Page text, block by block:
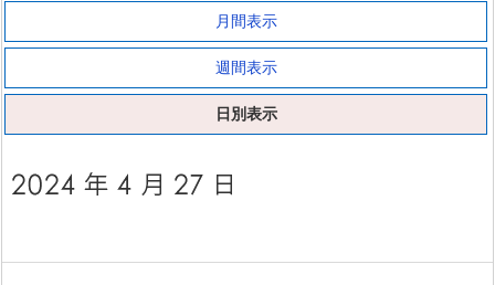
月間表示
週間表示
日別表示